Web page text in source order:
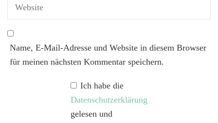
Name, E-Mail-Adresse und Website in diesem Browser
für meinen nächsten Kommentar speichern.
Ich habe die
Datenschutzerklärung
gelesen und